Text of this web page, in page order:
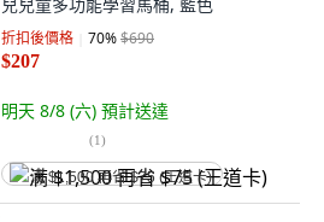
折扣後價格 70%$690
$207
明天 8/8 (六) 預計送達
(1)
满 $1,500 再省 $75 (王道卡)